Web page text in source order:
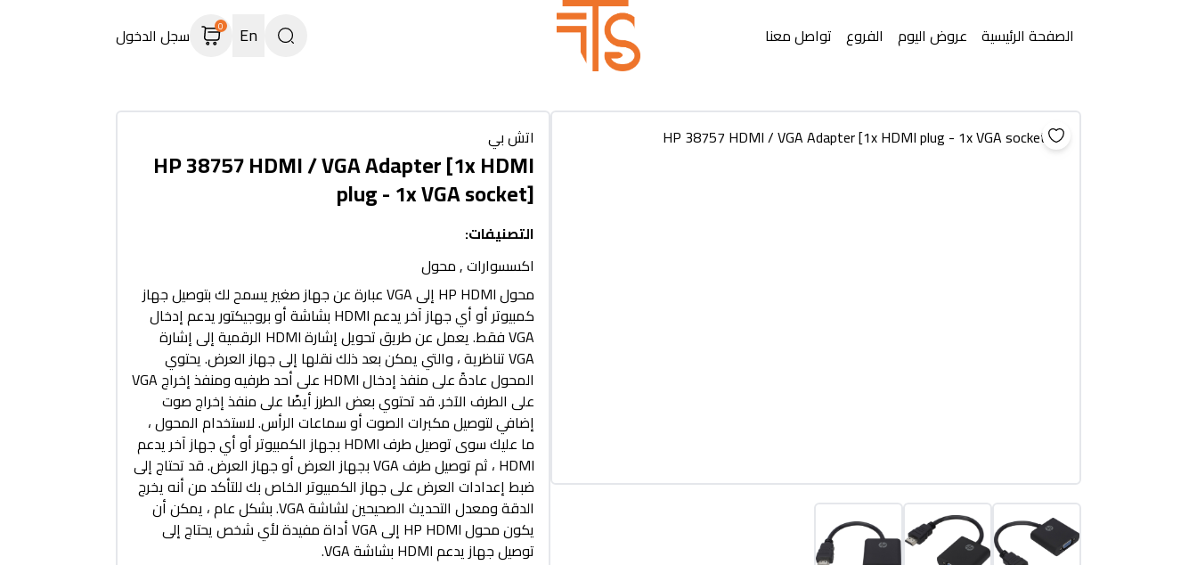
الصفحة الرئيسية عروض اليوم الفروع تواصل معنا En
0 سجل الدخول
اتش بي
HP 38757 HDMI / VGA Adapter [1x HDMI
plug - 1x VGA socket]
التصنيفات:
اكسسوارات,محول
محول HP HDMI إلى VGA عبارة عن جهاز صغير يسمح لك بتوصيل جهاز
كمبيوتر أو أي جهاز آخر يدعم HDMI بشاشة أو بروجيكتور يدعم إدخال
VGA فقط. يعمل عن طريق تحويل إشارة HDMI الرقمية إلى إشارة
VGA تناظرية ، والتي يمكن بعد ذلك نقلها إلى جهاز العرض. يحتوي
المحول عادةً على منفذ إدخال HDMI على أحد طرفيه ومنفذ إخراج VGA
على الطرف الآخر. قد تحتوي بعض الطرز أيضًا على منفذ إخراج صوت
إضافي لتوصيل مكبرات الصوت أو سماعات الرأس. لاستخدام المحول ،
ما عليك سوى توصيل طرف HDMI بجهاز الكمبيوتر أو أي جهاز آخر يدعم
HDMI ، ثم توصيل طرف VGA بجهاز العرض أو جهاز العرض. قد تحتاج إلى
ضبط إعدادات العرض على جهاز الكمبيوتر الخاص بك للتأكد من أنه يخرج
الدقة ومعدل التحديث الصحيحين لشاشة VGA. بشكل عام ، يمكن أن
يكون محول HP HDMI إلى VGA أداة مفيدة لأي شخص يحتاج إلى
توصيل جهاز يدعم HDMI بشاشة VGA.